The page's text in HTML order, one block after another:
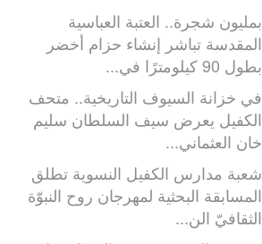
بمليون شجرة.. العتبة العباسية
المقدسة تباشر إنشاء حزام أخضر
بطول 90 كيلومترًا في...
في خزانة السيوف التاريخية.. متحف
الكفيل يعرض سيف السلطان سليم
خان العثماني...
شعبة مدارس الكفيل النسوية تطلق
المسابقة البحثية لمهرجان روح النبوّة
الثقافيّ الن...